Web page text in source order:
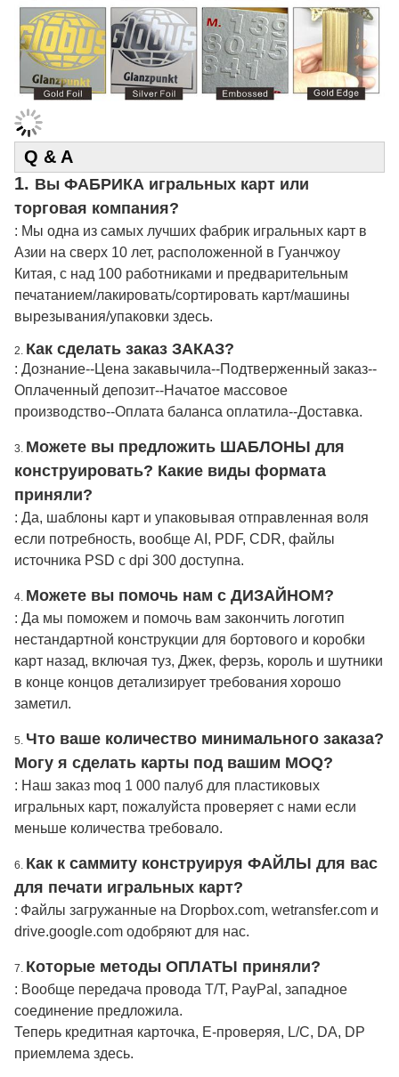
Q & A
1. Вы ФАБРИКА игральных карт или
торговая компания?
: Мы одна из самых лучших фабрик игральных карт в
Азии на сверх 10 лет, расположенной в Гуанчжоу
Китая, с над 100 работниками и предварительным
печатанием/лакировать/сортировать карт/машины
вырезывания/упаковки здесь.
2. Как сделать заказ ЗАКАЗ?
: Дознание--Цена закавычила--Подтверженный заказ--
Оплаченный депозит--Начатое массовое
производство--Оплата баланса оплатила--Доставка.
3. Можете вы предложить ШАБЛОНЫ для
конструировать? Какие виды формата
приняли?
: Да, шаблоны карт и упаковывая отправленная воля
если потребность, вообще AI, PDF, CDR, файлы
источника PSD с dpi 300 доступна.
4. Можете вы помочь нам с ДИЗАЙНОМ?
: Да мы поможем и помочь вам закончить логотип
нестандартной конструкции для бортового и коробки
карт назад, включая туз, Джек, ферзь, король и шутники
в конце концов детализирует требования хорошо
заметил.
5. Что ваше количество минимального заказа?
Могу я сделать карты под вашим MOQ?
: Наш заказ moq 1 000 палуб для пластиковых
игральных карт, пожалуйста проверяет с нами если
меньше количества требовало.
6. Как к саммиту конструируя ФАЙЛЫ для вас
для печати игральных карт?
: Файлы загружанные на Dropbox.com, wetransfer.com и
drive.google.com одобряют для нас.
7. Которые методы ОПЛАТЫ приняли?
: Вообще передача провода T/T, PayPal, западное
соединение предложила.
Теперь кредитная карточка, E-проверяя, L/C, DA, DP
приемлема здесь.